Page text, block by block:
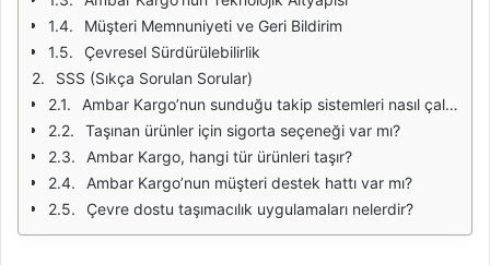
Müşteri Memnuniyeti ve Geri Bildirim
Çevresel Sürdürülebilirlik
SSS (Sıkça Sorulan Sorular)
Ambar Kargo’nun sunduğu takip sistemleri nasıl çalışır?
Taşınan ürünler için sigorta seçeneği var mı?
Ambar Kargo, hangi tür ürünleri taşır?
Ambar Kargo’nun müşteri destek hattı var mı?
Çevre dostu taşımacılık uygulamaları nelerdir?